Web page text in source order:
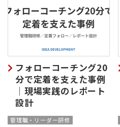
フォローコーチング20
分で定着を支えた事例
｜現場実践のレポート
設計
管理職・リーダー研修